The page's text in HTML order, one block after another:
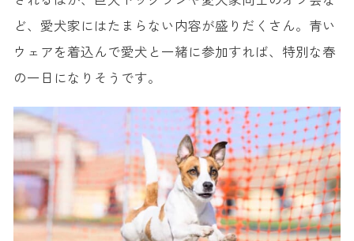
ど、愛犬家にはたまらない内容が盛りだくさん。青い
ウェアを着込んで愛犬と一緒に参加すれば、特別な春
の一日になりそうです。